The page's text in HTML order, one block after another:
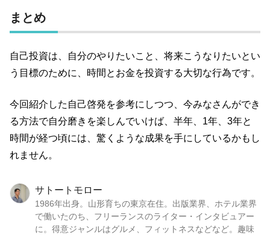
まとめ
自己投資は、自分のやりたいこと、将来こうなりたいとい
う目標のために、時間とお金を投資する大切な行為です。
今回紹介した自己啓発を参考にしつつ、今みなさんができ
る方法で自分磨きを楽しんでいけば、半年、 1年、 3年と
時間が経つ頃には、驚くような成果を手にしているかもし
れません。
サトートモロー
1986年出身。山形育ちの東京在住。出版業界、ホテル業界
で働いたのち、フリーランスのライター・インタビュアー
に。得意ジャンルはグルメ、フィットネスなどなど。趣味